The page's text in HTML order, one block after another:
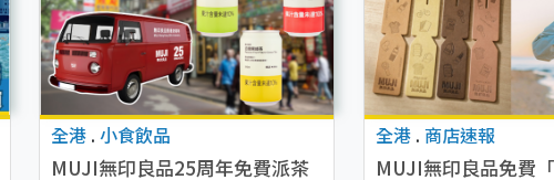
全港 .小食飲品
MUJI無印良品25周年免費派茶
全港 . 商店速報
MUJI無印良品免費